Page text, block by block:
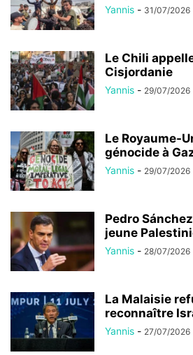
Yannis - 31/07/2026
Le Chili
Cisjordanie
Yannis - 29/07/2026
Le Royaume-
génocide à
Yannis - 29/07/2026
Pedro
jeune
Yannis - 28/07/2026
La Malaisie
reconnaître
Yannis - 27/07/2026